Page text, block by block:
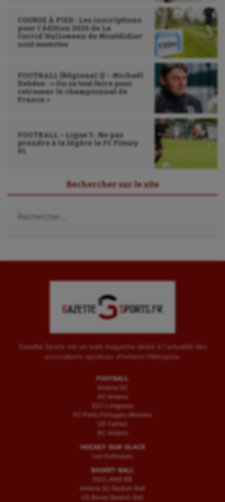
COURSE À PIED : Les inscriptions
pour l’édition 2026 de La
Corrid’Halloween de Montdidier
sont ouvertes
FOOTBALL (Régional 1) – Michaël
Debève : « On va tout faire pour
retrouver le championnat de
France »
FOOTBALL – Ligue 3 : Ne pas
prendre à la légère le FC Fleury
91
Rechercher sur le site
Gazette Sports est un web magazine dédié à l'actualité des
associations sportives d'Amiens Métropole.
FOOTBALL
Amiens SC
AC Amiens
ESC Longueau
FC Porto Portugais d’Amiens
US Camon
RC Amiens
HOCKEY-SUR-GLACE
Les Gothiques
BASKET-BALL
ESCLAMS BB
Amiens SC Basket-Ball
US Boves Basket-Ball